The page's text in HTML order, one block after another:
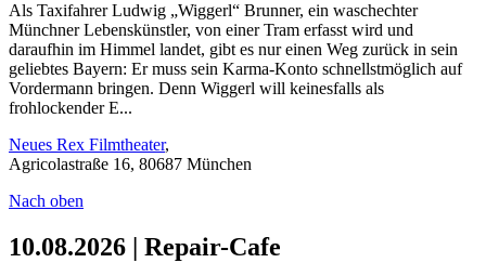
Als Taxifahrer Ludwig „Wiggerl“ Brunner, ein waschechter
Münchner Lebenskünstler, von einer Tram erfasst wird und
daraufhin im Himmel landet, gibt es nur einen Weg zurück in sein
geliebtes Bayern: Er muss sein Karma-Konto schnellstmöglich auf
Vordermann bringen. Denn Wiggerl will keinesfalls als
frohlockender E...
Neues Rex Filmtheater,
Agricolastraße 16, 80687 München
Nach oben
10.08.2026 | Repair-Cafe